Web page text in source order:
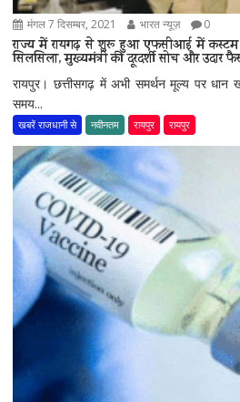
मंगल 7 दिसम्बर, 2021 भारत न्यूज़ 0
राज्य में रायगढ़ से शुरू हुआ एफसीआई में कस्टम
सिलसिला, मुख्यमंत्री की दूरदर्शी सोच और उदार
रायपुर। छत्तीसगढ़ में अभी समर्थन मूल्य पर
समय...
खबरें राजधानी से नवीनतम रायपुर रायपुर